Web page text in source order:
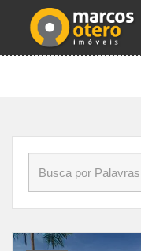
Início »Blog »alto padrão